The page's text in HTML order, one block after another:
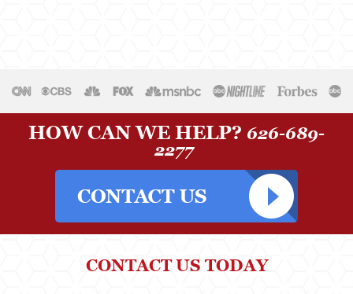
HOW CAN WE HELP? 626-689-
2277
CONTACT US TODAY